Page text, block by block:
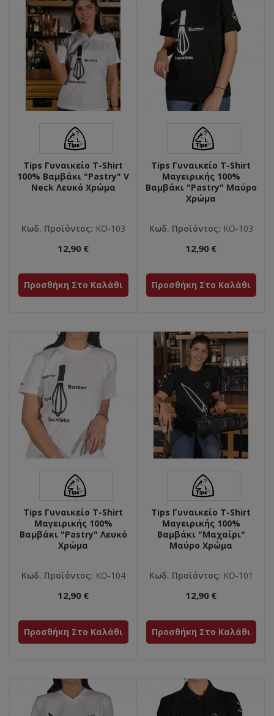
Tips Γυναικείο T-Shirt
100% Βαμβάκι "Pastry" V
Neck Λευκό Χρώμα
Κωδ. Προϊόντος: ΚΟ-103
12,90 €
Προσθήκη Στο Καλάθι
Tips Γυναικείο T-Shirt
Μαγειρικής 100%
Βαμβάκι "Pastry" Mαύρο
Χρώμα
Κωδ. Προϊόντος: ΚΟ-103
12,90 €
Προσθήκη Στο Καλάθι
Tips Γυναικείο T-Shirt
Μαγειρικής 100%
Βαμβάκι "Pastry" Λευκό
Χρώμα
Κωδ. Προϊόντος: ΚΟ-104
12,90 €
Προσθήκη Στο Καλάθι
Tips Γυναικείο T-Shirt
Μαγειρικής 100%
Βαμβάκι "Μαχαίρι"
Mαύρο Χρώμα
Κωδ. Προϊόντος: ΚΟ-101
12,90 €
Προσθήκη Στο Καλάθι